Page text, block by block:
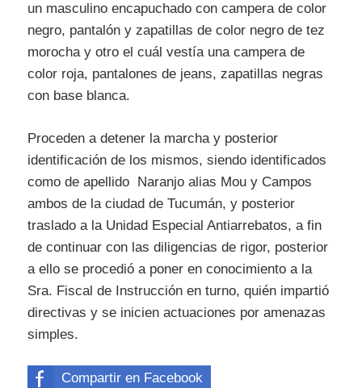
un masculino encapuchado con campera de color
negro, pantalón y zapatillas de color negro de tez
morocha y otro el cuál vestía una campera de
color roja, pantalones de jeans, zapatillas negras
con base blanca.
Proceden a detener la marcha y posterior
identificación de los mismos, siendo identificados
como de apellido Naranjo alias Mou y Campos
ambos de la ciudad de Tucumán, y posterior
traslado a la Unidad Especial Antiarrebatos, a fin
de continuar con las diligencias de rigor, posterior
a ello se procedió a poner en conocimiento a la
Sra. Fiscal de Instrucción en turno, quién impartió
directivas y se inicien actuaciones por amenazas
simples.
Compartir en Facebook